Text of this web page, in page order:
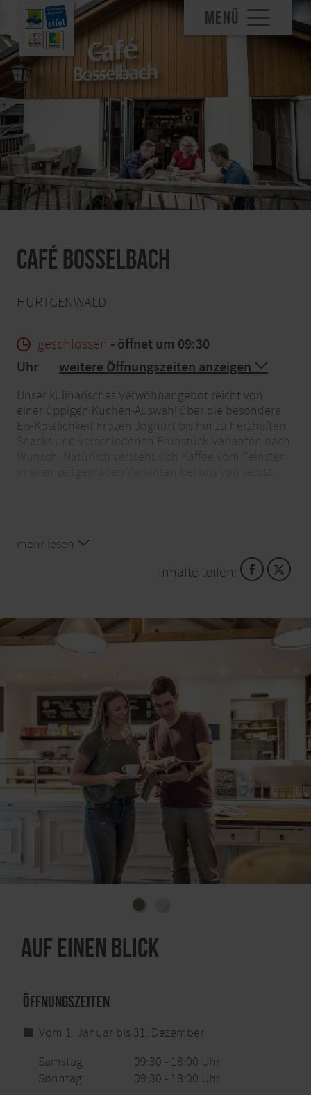
MENÜ
Café Bosselbach
HÜRTGENWALD
geschlossen - öffnet um 09:30
Uhr
weitere Öffnungszeiten anzeigen
Unser kulinarisches Verwöhnangebot reicht von
einer üppigen Kuchen-Auswahl über die besondere
Eis-Köstlichkeit Frozen Joghurt bis hin zu herzhaften
Snacks und verschiedenen Frühstück-Varianten nach
mehr lesen
Inhalte teilen:
Auf einen Blick
Öffnungszeiten
Vom 1. Januar bis 31. Dezember
Samstag
09:30 - 18:00 Uhr
Sonntag
09:30 - 18:00 Uhr